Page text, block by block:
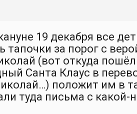
19 декабря все
за порог с
(вот откуда пошёл
Санта Клаус в
положит им в
туда письма с какой-